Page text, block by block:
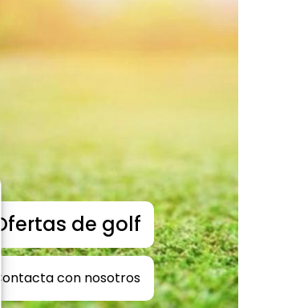
Ofertas de golf
Contacta con nosotros